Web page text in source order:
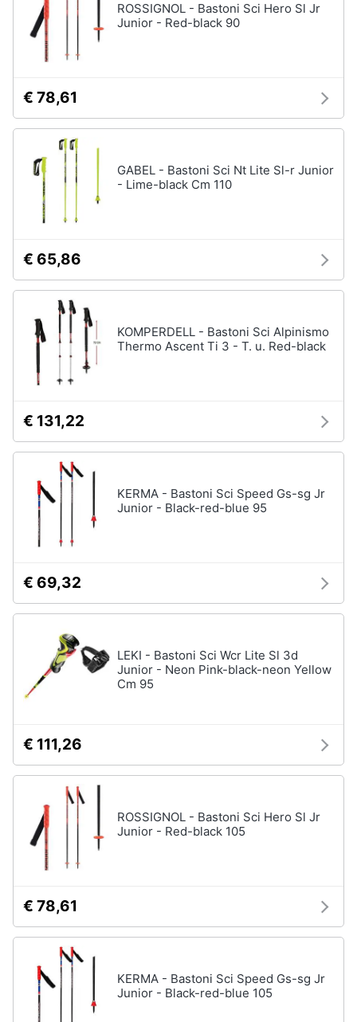
ROSSIGNOL - Bastoni Sci Hero Sl Jr
Junior - Red-black 90
€ 78,61
GABEL - Bastoni Sci Nt Lite Sl-r Junior
- Lime-black Cm 110
€ 65,86
KOMPERDELL - Bastoni Sci Alpinismo
Thermo Ascent Ti 3 - T. u. Red-black
€ 131,22
KERMA - Bastoni Sci Speed Gs-sg Jr
Junior - Black-red-blue 95
€ 69,32
LEKI - Bastoni Sci Wcr Lite Sl 3d
Junior - Neon Pink-black-neon Yellow
Cm 95
€ 111,26
ROSSIGNOL - Bastoni Sci Hero Sl Jr
Junior - Red-black 105
€ 78,61
KERMA - Bastoni Sci Speed Gs-sg Jr
Junior - Black-red-blue 105